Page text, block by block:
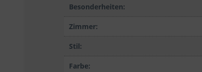
Besonderheiten:
Zimmer:
Stil:
Farbe: